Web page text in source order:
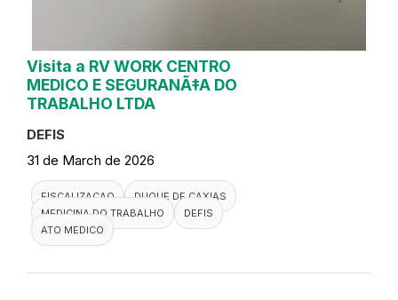
Visita a RV WORK CENTRO
MEDICO E SEGURANÃ‡A DO
TRABALHO LTDA
DEFIS
31 de March de 2026
FISCALIZACAO
DUQUE DE CAXIAS
MEDICINA DO TRABALHO
DEFIS
ATO MEDICO